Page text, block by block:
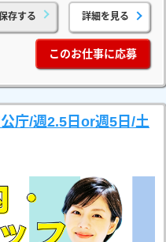
存する 詳細を見る
このお仕事に応募
庁/週2.5日or週5日/土